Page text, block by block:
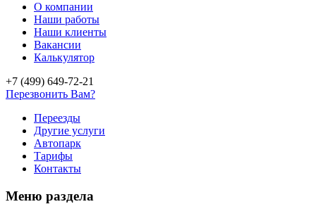
О компании
Наши работы
Наши клиенты
Вакансии
Калькулятор
+7 (499) 649-72-21
Перезвонить Вам?
Переезды
Другие услуги
Автопарк
Тарифы
Контакты
Меню раздела